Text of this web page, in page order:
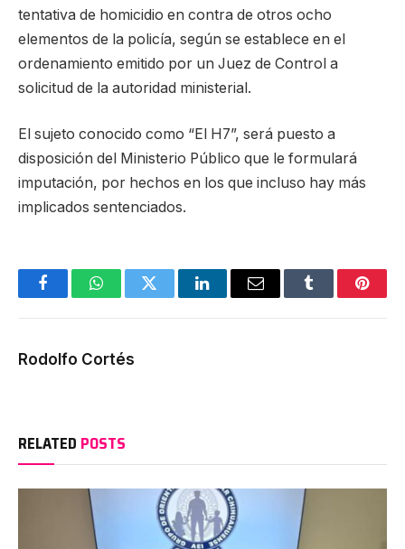
tentativa de homicidio en contra de otros ocho
elementos de la policía, según se establece en el
ordenamiento emitido por un Juez de Control a
solicitud de la autoridad ministerial.
El sujeto conocido como “El H7”, será puesto a
disposición del Ministerio Público que le formulará
imputación, por hechos en los que incluso hay más
implicados sentenciados.
FacebookWhatsAppTwitter LinkedInEmail Tumblr
Rodolfo Cortés
RELATED POSTS